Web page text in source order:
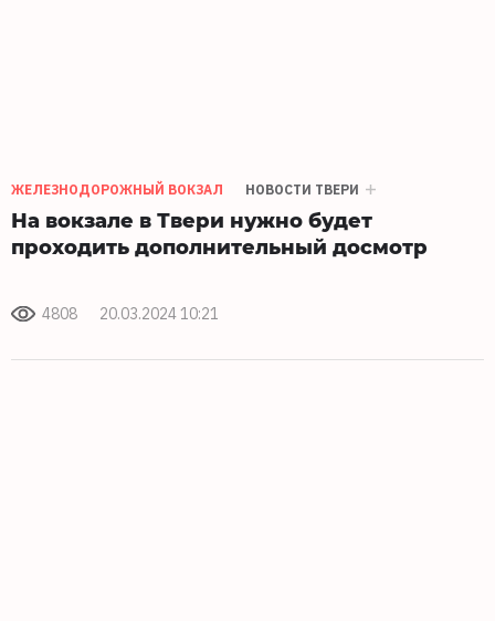
ЖЕЛЕЗНОДОРОЖНЫЙ ВОКЗАЛ НОВОСТИ ТВЕРИ
На вокзале в Твери нужно будет
проходить дополнительный досмотр
4808 20.03.2024 10:21